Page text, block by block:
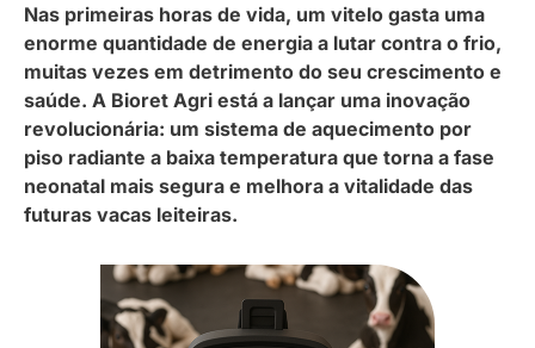
Nas primeiras horas de vida, um vitelo gasta uma
enorme quantidade de energia a lutar contra o frio,
muitas vezes em detrimento do seu crescimento e
saúde. A Bioret Agri está a lançar uma inovação
revolucionária: um sistema de aquecimento por
piso radiante a baixa temperatura que torna a fase
neonatal mais segura e melhora a vitalidade das
futuras vacas leiteiras.